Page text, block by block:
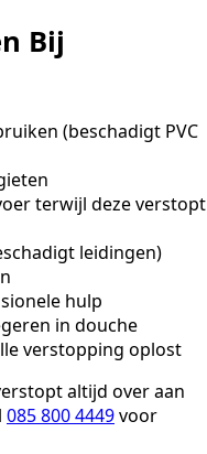
Bij
(beschadigt PVC
terwijl deze verstopt
leidingen)
hulp
in douche
verstopping oplost
altijd over aan
085 800 4449voor